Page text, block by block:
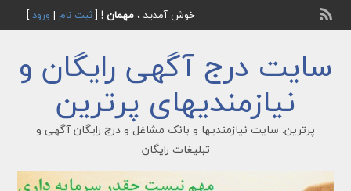
خوش آمدید ، مهمان ![ثبت نام | ورود]
سایت درج آگهی رایگان و
نیازمندیهای پرترین
پرترین: سایت نیازمندیها و بانک مشاغل و درج رایگان آگهی و
تبلیغات رایگان